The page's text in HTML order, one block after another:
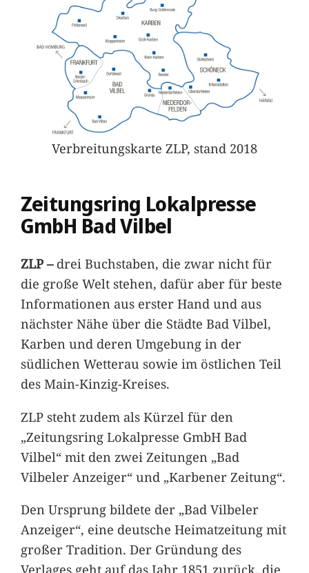
Verbreitungskarte ZLP, stand 2018
Zeitungsring Lokalpresse
GmbH Bad Vilbel
ZLP –drei Buchstaben, die zwar nicht für
die große Welt stehen, dafür aber für beste
Informationen aus erster Hand und aus
nächster Nähe über die Städte Bad Vilbel,
Karben und deren Umgebung in der
südlichen Wetterau sowie im östlichen Teil
des Main-Kinzig-Kreises.
ZLP steht zudem als Kürzel für den
„Zeitungsring Lokalpresse GmbH Bad
Vilbel“ mit den zwei Zeitungen „Bad
Vilbeler Anzeiger“ und „Karbener Zeitung“.
Den Ursprung bildete der „Bad Vilbeler
Anzeiger“, eine deutsche Heimatzeitung mit
großer Tradition. Der Gründung des
Verlages geht auf das Jahr 1851 zurück, die